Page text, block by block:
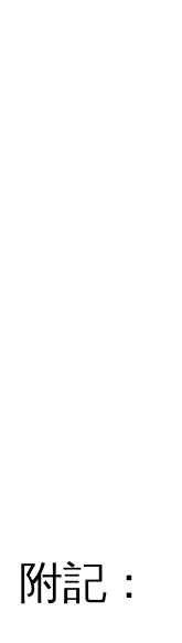
附記：